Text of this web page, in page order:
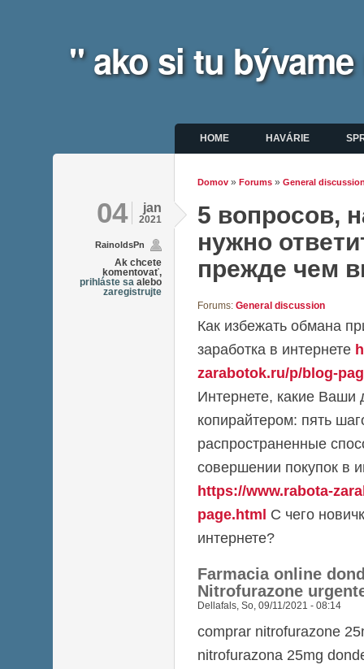
" ako si tu
Hlavné menu
HOME HAVÁRIE
Domov » Forums » General
04 jan
2021
RainoldsPn
Ak chcete
komentovať,
prihláste sa alebo
zaregistrujte
5 вопросов,
нужно
прежде чем
Forums: General discussion
Как избежать обмана
заработка в интернете
zarabotok.ru/p/blog-
Интернете, какие Ваши
копирайтером: пять
распространенные
совершении покупок в
https://www.rabota-
page.html С чего
интернете?
Farmacia online
Nitrofurazone
Dellafals, So, 09/11/2021 - 08:14
comprar nitrofurazone
nitrofurazona 25mg